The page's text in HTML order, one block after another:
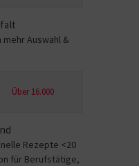
Auswahl &
Über 16.000
Rezepte <20
für Berufstätige,